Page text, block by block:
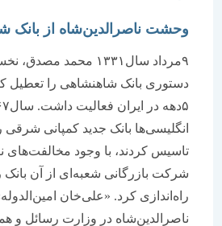
وحشت ناصرالدین‌شاه از بانک شاهی
۹مرداد سال۱۳۳۱ محمد مصدق،
دستوری بانک شاهنشاهی را تعطیل کرد.
۵دهه در
انگلیسی‌ها بانک جدید کمپانی شرقی را در
تاسیس کردند، با وجود مخالفت‌های
شرکت بازرگانی شعبه‌ای از آن بانک را در
راه‌اندازی کرد. «علی‌خان امین‌الدوله»،
ناصرالدین‌شاه در وزارت رسائل و